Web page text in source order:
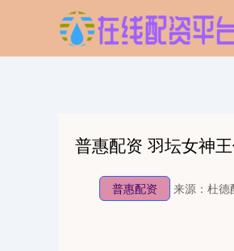
普惠配资 羽坛女神
普惠配资 来源：杜德